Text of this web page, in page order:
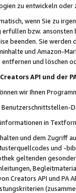
zu entwickeln
wenn Sie zu
bzw. ansonsten
beenden. Sie werden
und Amazon-
und löschen
API und der
wir Ihnen
in
und dem Zugriff
und
geltenden
Creators API und PA